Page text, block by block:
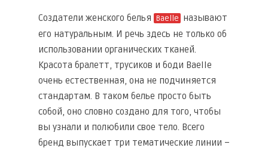
Создатели женского белья Baelle называют
его натуральным. И речь здесь не только об
использовании органических тканей.
Красота бралетт, трусиков и боди Baelle
очень естественная, она не подчиняется
стандартам. В таком белье просто быть
собой, оно словно создано для того, чтобы
вы узнали и полюбили свое тело. Всего
бренд выпускает три тематические линии –